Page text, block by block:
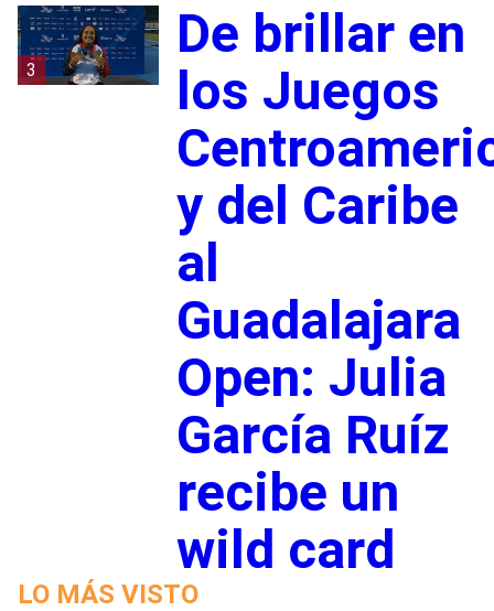
3
De brillar en
los Juegos
y del Caribe
al
Guadalajara
Open: Julia
García Ruíz
recibe un
wild card
LO MÁS VISTO